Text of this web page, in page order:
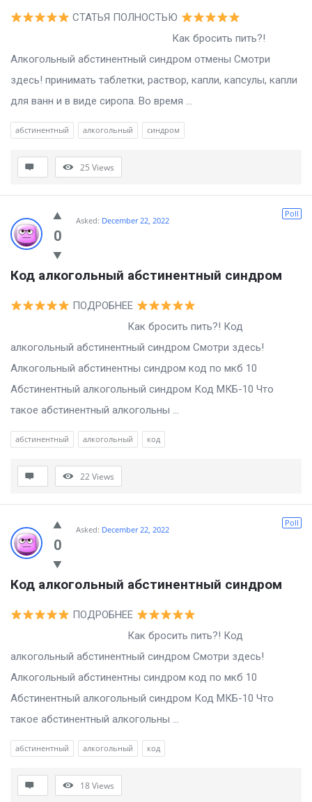
СТАТЬЯ ПОЛНОСТЬЮ
Как бросить пить?!
Алкогольный абстинентный синдром отмены Смотри
здесь! принимать таблетки, раствор, капли, капсулы, капли
для ванн и в виде сиропа. Во время ...
абстинентный алкогольный синдром
25 Views
0
Poll
Asked: December 22, 2022
Код алкогольный абстинентный синдром
ПОДРОБНЕЕ
Как бросить пить?! Код
алкогольный абстинентный синдром Смотри здесь!
Алкогольный абстинентны синдром код по мкб 10
Абстинентный алкогольный синдром Код МКБ-10 Что
такое абстинентный алкогольны ...
абстинентный алкогольный код
22Views
0
Poll
Asked: December 22, 2022
Код алкогольный абстинентный синдром
ПОДРОБНЕЕ
Как бросить пить?! Код
алкогольный абстинентный синдром Смотри здесь!
Алкогольный абстинентны синдром код по мкб 10
Абстинентный алкогольный синдром Код МКБ-10 Что
такое абстинентный алкогольны ...
абстинентный алкогольный код
18Views